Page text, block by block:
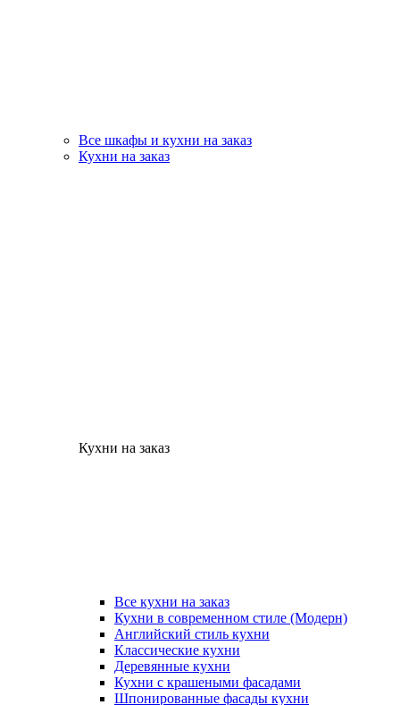
Все шкафы и кухни на заказ
Кухни на заказ
Кухни на заказ
Все кухни на заказ
Кухни в современном стиле (Модерн)
Английский стиль кухни
Классические кухни
Деревянные кухни
Кухни с крашеными фасадами
Шпонированные фасады кухни